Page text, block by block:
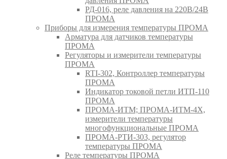
РД-016, реле давления на 220В/24В
ПРОМА
Приборы для измерения температуры ПРОМА
Арматура для датчиков температуры
ПРОМА
Регуляторы и измерители температуры
ПРОМА
RTI-302, Контроллер температуры
ПРОМА
Индикатор токовой петли ИТП-110
ПРОМА
ПРОМА-ИТМ; ПРОМА-ИТМ-4Х,
измерители температуры
многофункциональные ПРОМА
ПРОМА-РТИ-303, регулятор
температуры ПРОМА
Реле температуры ПРОМА